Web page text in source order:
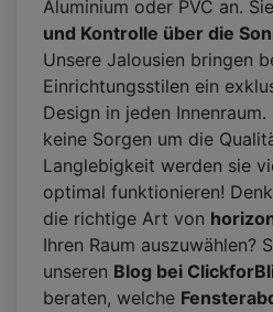
Aluminium oder PVC an.
und Kontrolle über die
Unsere Jalousien bringen
Einrichtungsstilen ein
Design in jeden
keine Sorgen um die
Langlebigkeit werden sie
optimal funktionieren!
die richtige Art von
Ihren Raum auszuwählen?
unseren Blog bei
beraten, welche